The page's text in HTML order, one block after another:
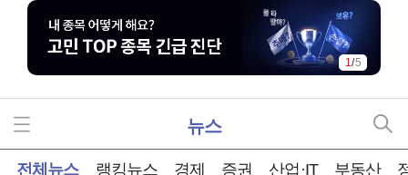
1/5
뉴스
전체뉴스 랭킹뉴스 경제 증권 산업·IT 부동산